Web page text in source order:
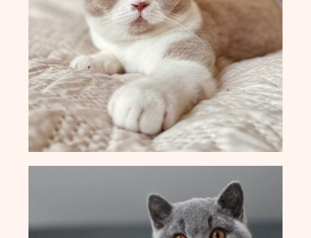
K-Wurf vom 21.06.2021
J-Wurf vom 02.02.2021
I-Wurf vom 29.11.2020
H-Wurf vom 18.04.2020
G-Wurf vom 02.01.2020
F-Wurf vom 23.09.2019
D-Wurf vom 11.04.2018